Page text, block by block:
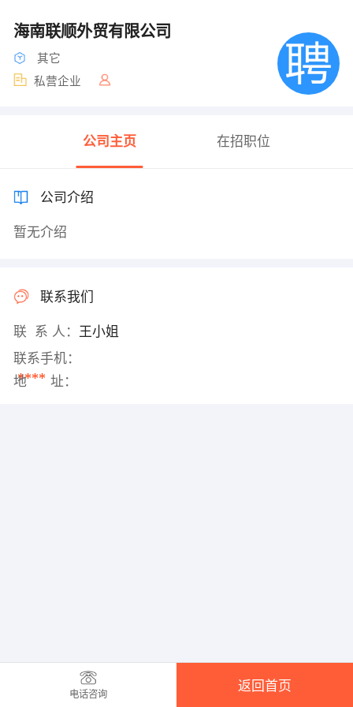
海南联顺外贸有限公司
其它
私营企业
公司主页 在招职位
公司介绍
暂无介绍
联系我们
联 系 人： 王小姐
联系手机：
****
地 址：
电话咨询
返回首页